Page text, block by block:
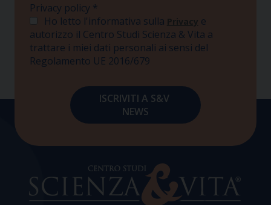
Privacy policy *
Ho letto l'informativa sulla Privacy e
autorizzo il Centro Studi Scienza & Vita a
trattare i miei dati personali ai sensi del
Regolamento UE 2016/679